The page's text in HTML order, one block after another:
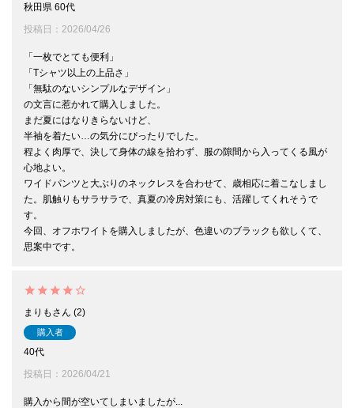
秋田県 60代
投稿日
2026/04/26
「一枚でとても便利」
「Tシャツ以上の上品さ」
「無駄のないシンプルなデザイン」
の文言に惹かれて購入しました。
まだ夏にはなりきらないけど、
半袖を着たい…の気分にぴったりでした。
程よく肉厚で、決して身体の線を拾わず、服の隙間から入ってくる風が
心地よい。
ワイドパンツと大ぶりのネックレスを合わせて、歳相応に着こなしまし
た。肌触りもサラサラで、真夏の冷房対策にも、活躍してくれそうで
す。
今回、オフホワイトを購入しましたが、色違いのブラックも欲しくて、
思案中です。
まりも 2
購入者
40代
投稿日
2026/04/21
購入から間が空いてしまいましたが...